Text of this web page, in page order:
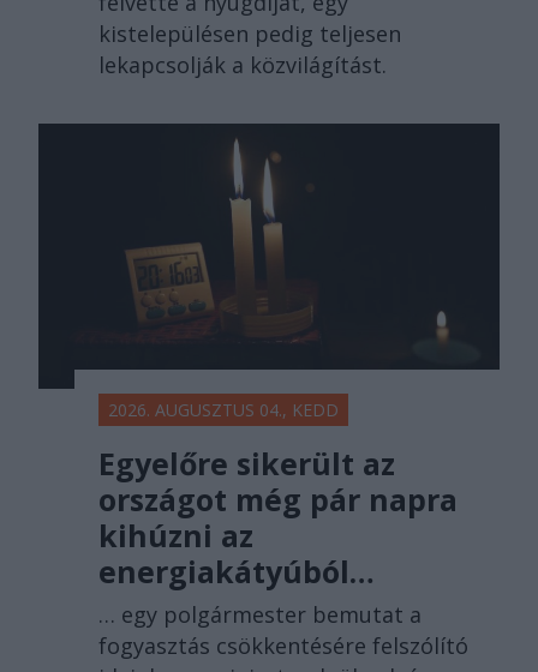
kistelepülésen pedig teljesen
lekapcsolják a közvilágítást.
2026. AUGUSZTUS 04., KEDD
Egyelőre sikerült az
országot még pár napra
kihúzni az
energiakátyúból…
… egy polgármester bemutat a
fogyasztás csökkentésére felszólító